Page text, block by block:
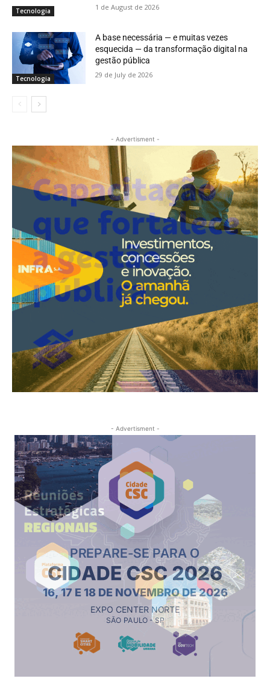
Tecnologia 1 de August de 2026
Tecnologia
A base necessária — e muitas vezes
esquecida — da transformação digital na
gestão pública
29 de July de 2026
- Advertisment -
- Advertisment -